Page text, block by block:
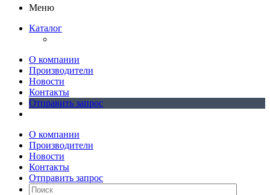
Меню
Каталог
О компании
Производители
Новости
Контакты
Отправить запрос
О компании
Производители
Новости
Контакты
Отправить запрос